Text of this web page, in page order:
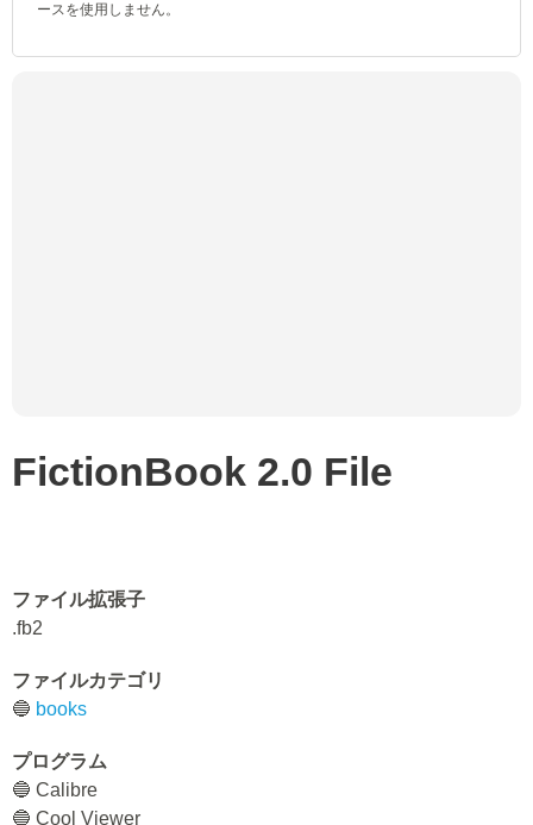
ースを使用しません。
FictionBook 2.0 File
ファイル拡張子
.fb2
ファイルカテゴリ
🔵 books
プログラム
🔵 Calibre
🔵 Cool Viewer